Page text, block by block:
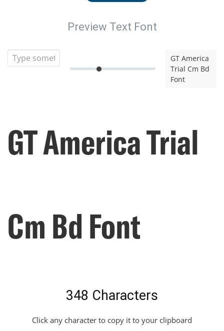
Preview Text Font
GT America
Trial Cm Bd
Font
GT America Trial
Cm Bd Font
348 Characters
Click any character to copy it to your clipboard